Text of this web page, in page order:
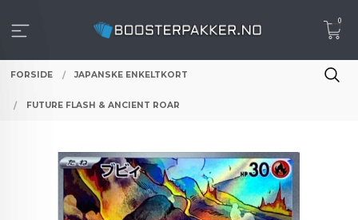
innholdet
0
FORSIDE JAPANSKE ENKELTKORT
FUTURE FLASH & ANCIENT ROAR